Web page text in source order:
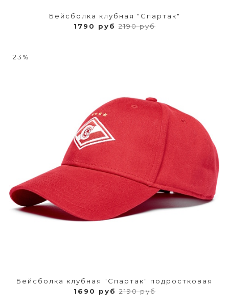
Бейсболка клубная "Спартак"
1790 руб 2190 руб
23%
Бейсболка клубная "Спартак" подростковая
1690 руб2190 руб